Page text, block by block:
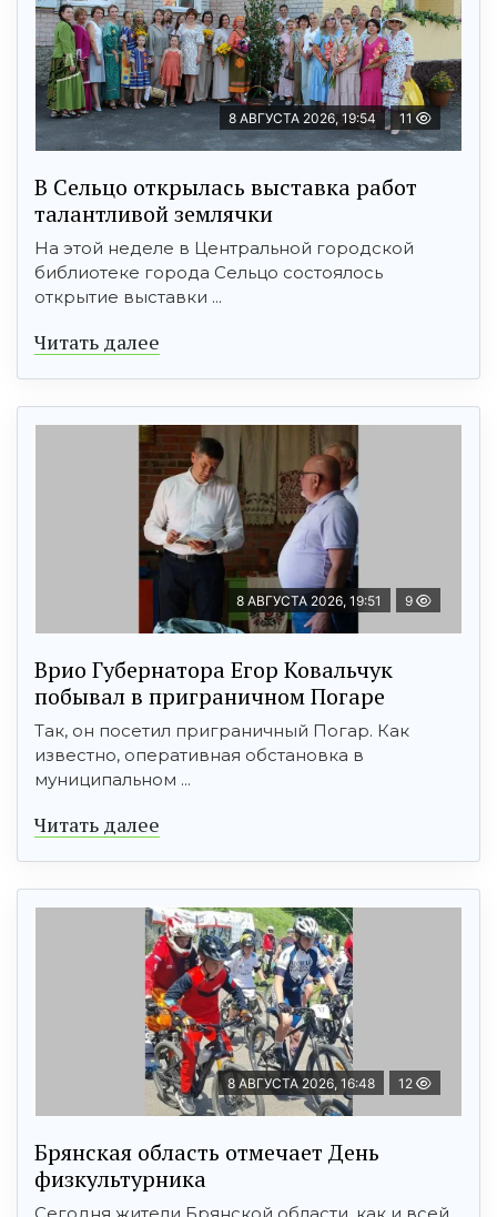
8 АВГУСТА 2026, 19:54 11
В Сельцо открылась выставка работ
талантливой землячки
На этой неделе в Центральной городской
библиотеке города Сельцо состоялось
открытие выставки ...
Читать далее
8 АВГУСТА 2026, 19:51 9
Врио Губернатора Егор Ковальчук
побывал в приграничном Погаре
Так, он посетил приграничный Погар. Как
известно, оперативная обстановка в
муниципальном ...
Читать далее
8 АВГУСТА 2026, 16:48 12
Брянская область отмечает День
физкультурника